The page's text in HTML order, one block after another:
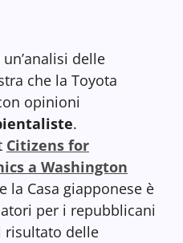
delle
che la Toyota
opinioni
.
Citizens for
a Washington
la Casa giapponese è
per i repubblicani
risultato delle